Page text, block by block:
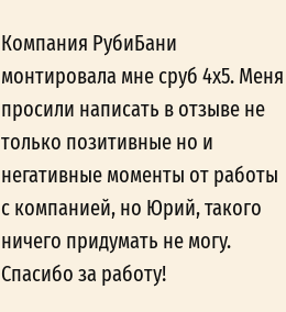
Компания РубиБани
монтировала мне сруб 4х5. Меня
просили написать в отзыве не
только позитивные но и
негативные моменты от работы
с компанией, но Юрий, такого
ничего придумать не могу.
Спасибо за работу!